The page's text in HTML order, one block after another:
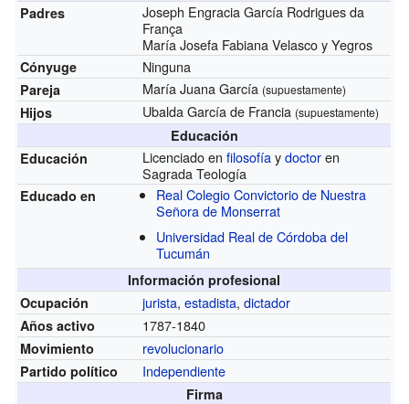
Padres
Joseph Engracia García Rodrigues da
França
María Josefa Fabiana Velasco y Yegros
Cónyuge Ninguna
Pareja María Juana García (supuestamente)
Hijos Ubalda García de Francia (supuestamente)
Educación
Educación
Licenciado enfilosofíaydoctoren
Sagrada Teología
Educado en
Real Colegio Convictorio de Nuestra
Señora de Monserrat
Universidad Real de Córdoba del
Tucumán
Información profesional
Ocupación
jurista,estadista,dictador
Años activo 1787-1840
Movimiento revolucionario
Partido político Independiente
Firma